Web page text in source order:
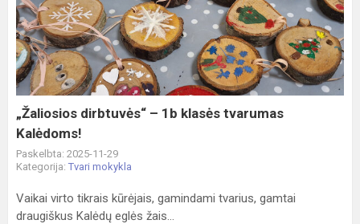
–
1b
klasės
tvarumas
Kalėdoms!
„Žaliosios dirbtuvės“ – 1b klasės tvarumas
Kalėdoms!
Paskelbta: 2025-11-29
Kategorija: Tvari mokykla
Vaikai virto tikrais kūrėjais, gamindami tvarius, gamtai
draugiškus Kalėdų eglės žais...